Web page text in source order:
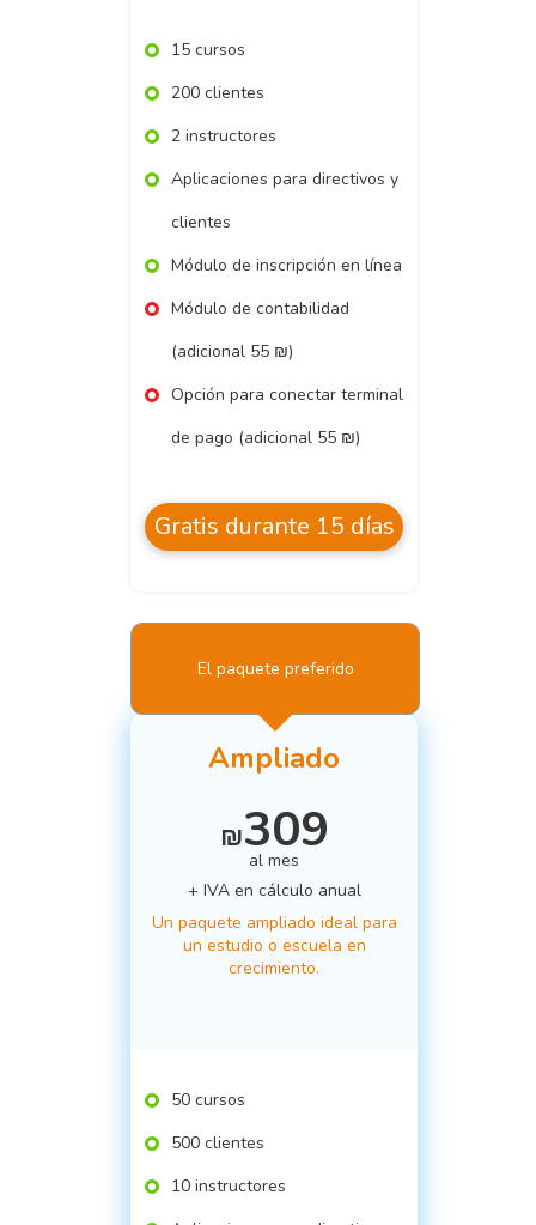
15 cursos
200 clientes
2 instructores
Aplicaciones para directivos y
clientes
Módulo de inscripción en línea
Módulo de contabilidad
(adicional 55 ₪)
Opción para conectar terminal
de pago (adicional 55 ₪)
Gratis durante 15 días
El paquete preferido
Ampliado
₪309
al mes
+ IVA en cálculo anual
Un paquete ampliado ideal para
un estudio o escuela en
crecimiento.
50 cursos
500 clientes
10 instructores